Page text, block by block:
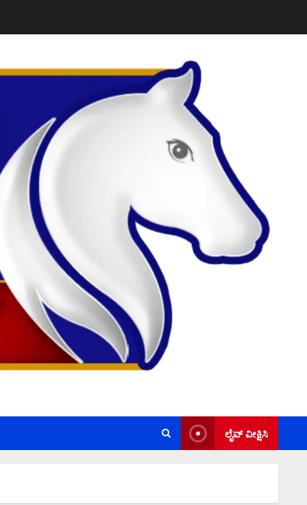
ಲೈವ್ ವೀಕ್ಷಿಸಿ